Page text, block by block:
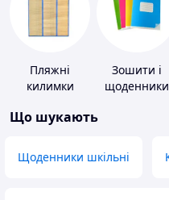
Пляжні
килимки
Зошити і
щоденники
Що шукають
Щоденники шкільні